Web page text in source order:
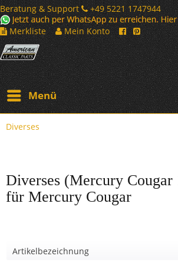
Beratung & Support
+49 5221 1747944
Merkliste
Mein Konto
Menü
Diverses
Diverses (Mercury Cougar
für Mercury Cougar